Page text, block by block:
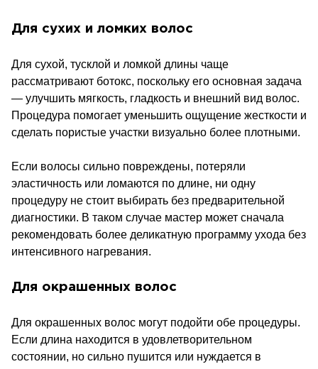
Для сухих и ломких волос
Для сухой, тусклой и ломкой длины чаще
рассматривают ботокс, поскольку его основная задача
— улучшить мягкость, гладкость и внешний вид волос.
Процедура помогает уменьшить ощущение жесткости и
сделать пористые участки визуально более плотными.
Если волосы сильно повреждены, потеряли
эластичность или ломаются по длине, ни одну
процедуру не стоит выбирать без предварительной
диагностики. В таком случае мастер может сначала
рекомендовать более деликатную программу ухода без
интенсивного нагревания.
Для окрашенных волос
Для окрашенных волос могут подойти обе процедуры.
Если длина находится в удовлетворительном
состоянии, но сильно пушится или нуждается в